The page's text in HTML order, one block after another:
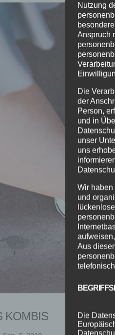
KOMBIS
Nutzung
Anspruch
Die
der
Person,
und in
unser
uns
Wir haben
und
Aus
Die